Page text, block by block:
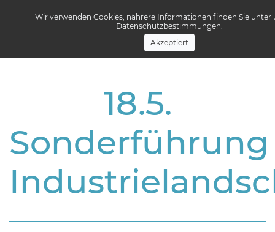
18.5.
Sonderführung
Wir verwenden Cookies, nährere Informationen finden Sie unter
Datenschutzbestimmungen.
Akzeptiert